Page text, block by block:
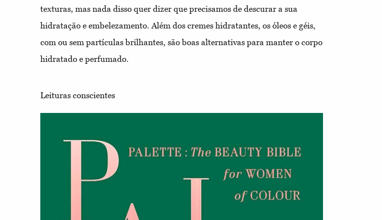
texturas, mas nada disso quer dizer que precisamos de descurar a sua
hidratação e embelezamento. Além dos cremes hidratantes, os óleos e géis,
com ou sem partículas brilhantes, são boas alternativas para manter o corpo
hidratado e perfumado.
Leituras conscientes